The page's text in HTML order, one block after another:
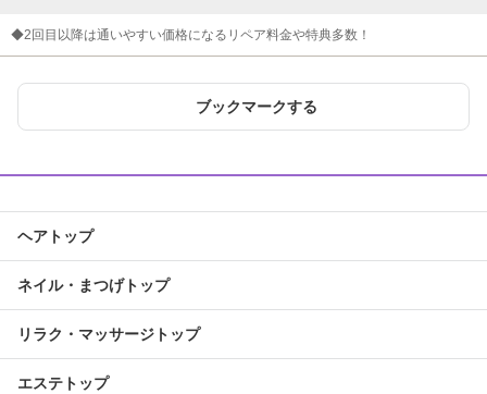
◆2回目以降は通いやすい価格になるリペア料金や特典多数！
ブックマークする
ヘアトップ
ネイル・まつげトップ
リラク・マッサージトップ
エステトップ